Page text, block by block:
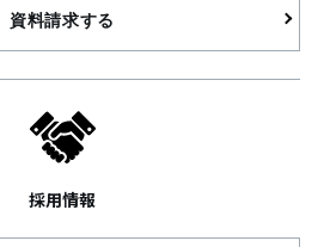
資料請求する
採用情報